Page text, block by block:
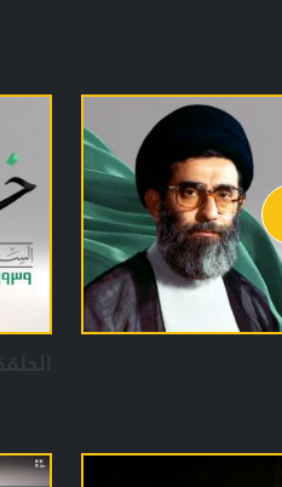
ايضا
من
الحلقة 7